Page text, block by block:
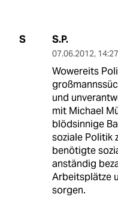
S S.P.
07.06.2012,
Wowereits
und
mit Michael
blödsinnige
soziale Politik
benötigte
anständig
Arbeitsplätze
sorgen.